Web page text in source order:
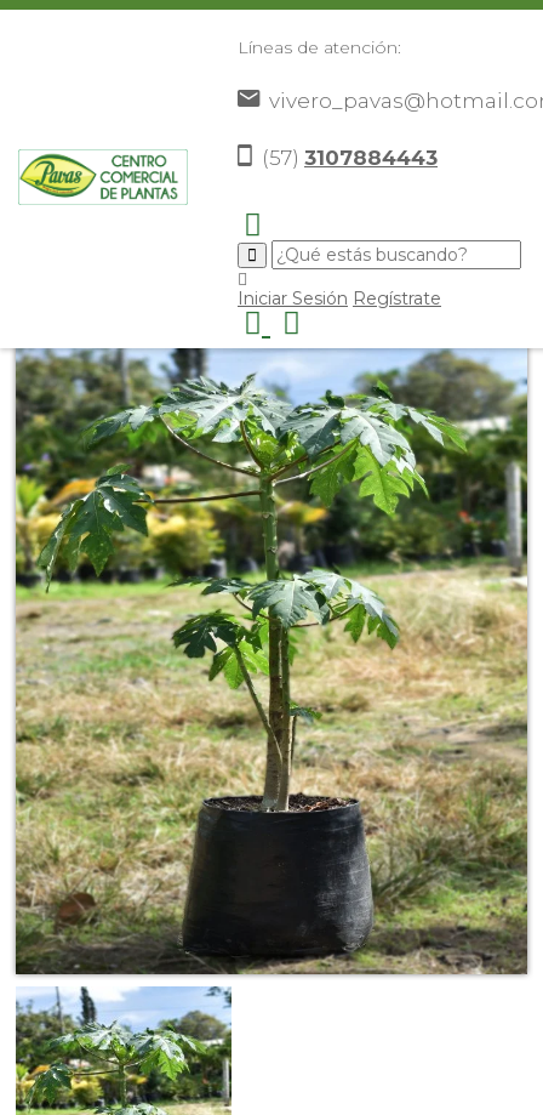
Líneas de atención:
(57) 3107884443
Iniciar Sesión Regístrate
Frutales >Otros Frutales>Papayo>